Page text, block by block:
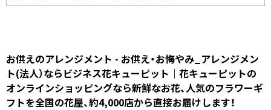
お供えのアレンジメント - お供え・お悔やみ_アレンジメン
ト(法人）ならビジネス花キューピット｜花キューピットの
オンラインショッピングなら新鮮なお花、人気のフラワーギ
フトを全国の花屋、約4,000店から直接お届けします！